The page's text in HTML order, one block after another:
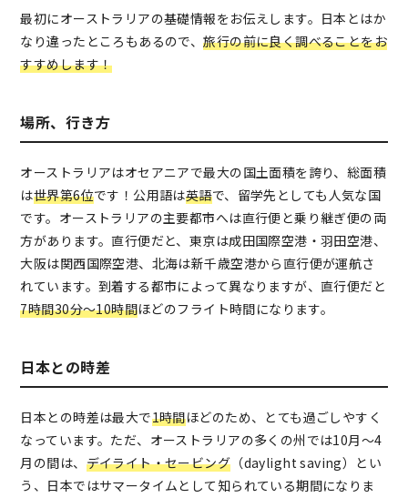
最初にオーストラリアの基礎情報をお伝えします。日本とはか
なり違ったところもあるので、旅行の前に良く調べることをお
すすめします！
場所、行き方
オーストラリアはオセアニアで最大の国土面積を誇り、総面積
は世界第6位です！公用語は英語で、留学先としても人気な国
です。オーストラリアの主要都市へは直行便と乗り継ぎ便の両
方があります。直行便だと、東京は成田国際空港・羽田空港、
大阪は関西国際空港、北海は新千歳空港から直行便が運航さ
れています。到着する都市によって異なりますが、直行便だと
7時間30分～10時間ほどのフライト時間になります。
日本との時差
日本との時差は最大で1時間ほどのため、とても過ごしやすく
なっています。ただ、オーストラリアの多くの州では10月～4
月の間は、 デイライト・セービング （daylight saving）とい
う、日本ではサマータイムとして知られている期間になりま